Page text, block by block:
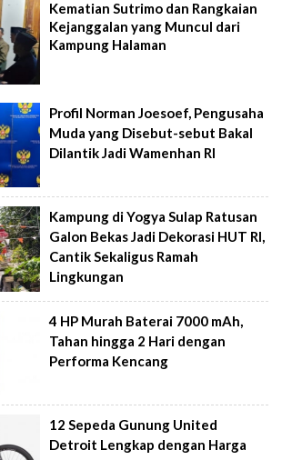
Kematian Sutrimo dan Rangkaian
Kejanggalan yang Muncul dari
Kampung Halaman
Profil Norman Joesoef, Pengusaha
Muda yang Disebut-sebut Bakal
Dilantik Jadi Wamenhan RI
Kampung di Yogya Sulap Ratusan
Galon Bekas Jadi Dekorasi HUT RI,
Cantik Sekaligus Ramah
Lingkungan
4 HP Murah Baterai 7000 mAh,
Tahan hingga 2 Hari dengan
Performa Kencang
12 Sepeda Gunung United
Detroit Lengkap dengan Harga